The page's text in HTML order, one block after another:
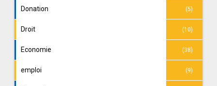
Donation (5)
Droit (10)
Economie (38)
emploi (9)